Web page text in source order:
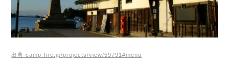
出典 camp-fire.jp/projects/view/59791#menu